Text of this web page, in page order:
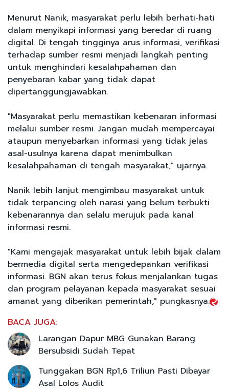
Menurut Nanik, masyarakat perlu lebih berhati-hati
dalam menyikapi informasi yang beredar di ruang
digital. Di tengah tingginya arus informasi, verifikasi
terhadap sumber resmi menjadi langkah penting
untuk menghindari kesalahpahaman dan
penyebaran kabar yang tidak dapat
dipertanggungjawabkan.
"Masyarakat perlu memastikan kebenaran informasi
melalui sumber resmi. Jangan mudah mempercayai
ataupun menyebarkan informasi yang tidak jelas
asal-usulnya karena dapat menimbulkan
kesalahpahaman di tengah masyarakat," ujarnya.
Nanik lebih lanjut mengimbau masyarakat untuk
tidak terpancing oleh narasi yang belum terbukti
kebenarannya dan selalu merujuk pada kanal
informasi resmi.
"Kami mengajak masyarakat untuk lebih bijak dalam
bermedia digital serta mengedepankan verifikasi
informasi. BGN akan terus fokus menjalankan tugas
dan program pelayanan kepada masyarakat sesuai
amanat yang diberikan pemerintah," pungkasnya.
BACA JUGA:
Larangan Dapur MBG Gunakan Barang
Bersubsidi Sudah Tepat
Tunggakan BGN Rp1,6 Triliun Pasti Dibayar
Asal Lolos Audit